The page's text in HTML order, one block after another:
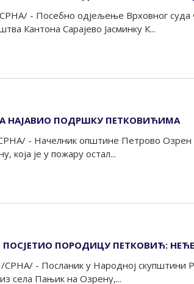
- Посебно одјељење Врховног
Кантона Сарајево Јасминку К...
НАЈАВИО ПОДРШКУ ПЕТКОВИЋИМА
- Начелник општине Петрово Озрен
која је у пожару остал...
ПОРОДИЦУ ПЕТКОВИЋ:
- Посланик у Народној скупштини
села Пањик на Озрену,...